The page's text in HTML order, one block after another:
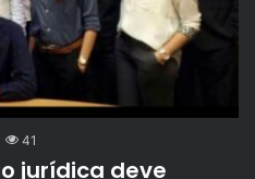
41
jurídica deve